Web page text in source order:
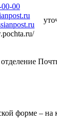
00
форме –